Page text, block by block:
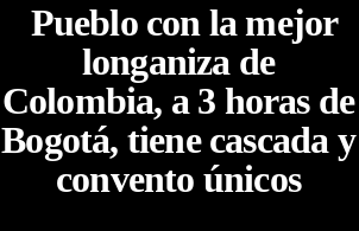
Pueblo con la mejor
longaniza de
Colombia, a 3 horas de
Bogotá, tiene cascada y
convento únicos